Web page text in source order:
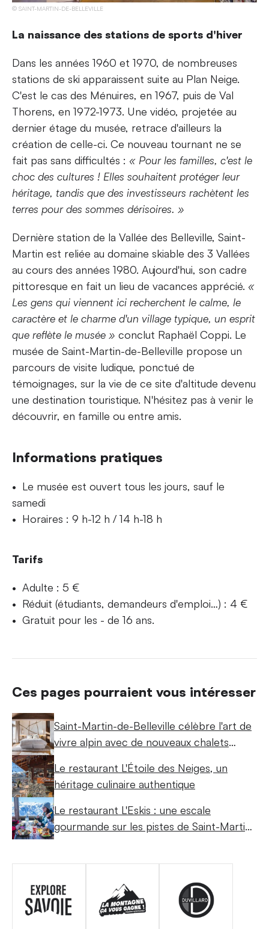
SAINT-MARTIN-DE-BELLEVILLE
La naissance des stations de sports d'hiver
Dans les années 1960 et 1970, de nombreuses
stations de ski apparaissent suite au Plan Neige.
C'est le cas des Ménuires, en 1967, puis de Val
Thorens, en 1972-1973. Une vidéo, projetée au
dernier étage du musée, retrace d'ailleurs la
création de celle-ci. Ce nouveau tournant ne se
fait pas sans difficultés : « Pour les familles, c'est le
choc des cultures ! Elles souhaitent protéger leur
héritage, tandis que des investisseurs rachètent les
terres pour des sommes dérisoires. »
Dernière station de la Vallée des Belleville, Saint-
Martin est reliée au domaine skiable des 3 Vallées
au cours des années 1980. Aujourd'hui, son cadre
pittoresque en fait un lieu de vacances apprécié. «
Les gens qui viennent ici recherchent le calme, le
caractère et le charme d'un village typique, un esprit
que reflète le musée » conclut Raphaël Coppi. Le
musée de Saint-Martin-de-Belleville propose un
parcours de visite ludique, ponctué de
témoignages, sur la vie de ce site d'altitude devenu
une destination touristique. N'hésitez pas à venir le
découvrir, en famille ou entre amis.
Informations pratiques
Le musée est ouvert tous les jours, sauf le
samedi
Horaires : 9 h-12 h / 14 h-18 h
Tarifs
Adulte : 5 €
Réduit (étudiants, demandeurs d'emploi…) : 4 €
Gratuit pour les - de 16 ans.
Ces pages pourraient vous intéresser
Saint-Martin-de-Belleville célèbre l'art de
vivre alpin avec de nouveaux chalets
Le restaurant L'Étoile des Neiges, un
héritage culinaire authentique
Le restaurant L'Eskis : une escale
gourmande sur les pistes de Saint-Martin-